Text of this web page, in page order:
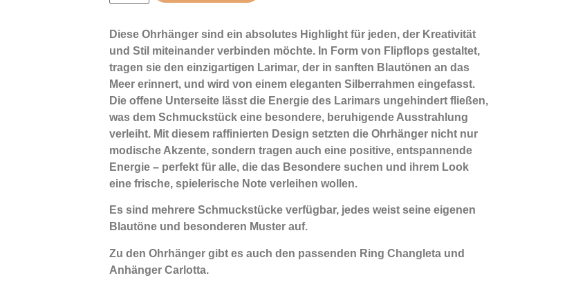
Diese Ohrhänger sind ein absolutes Highlight für jeden, der Kreativität
und Stil miteinander verbinden möchte. In Form von Flipflops gestaltet,
tragen sie den einzigartigen Larimar, der in sanften Blautönen an das
Meer erinnert, und wird von einem eleganten Silberrahmen eingefasst.
Die offene Unterseite lässt die Energie des Larimars ungehindert fließen,
was dem Schmuckstück eine besondere, beruhigende Ausstrahlung
verleiht. Mit diesem raffinierten Design setzten die Ohrhänger nicht nur
modische Akzente, sondern tragen auch eine positive, entspannende
Energie – perfekt für alle, die das Besondere suchen und ihrem Look
eine frische, spielerische Note verleihen wollen.
Es sind mehrere Schmuckstücke verfügbar, jedes weist seine eigenen
Blautöne und besonderen Muster auf.
Zu den Ohrhänger gibt es auch den passenden Ring Changleta und
Anhänger Carlotta.